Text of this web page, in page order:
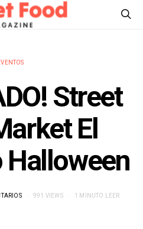
Street
El
Halloween
991 VIEWS 1 MINUTO LEER